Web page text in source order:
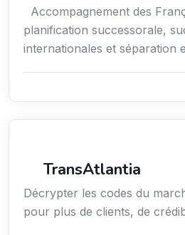
Accompagnement des
planification successorale,
internationales et séparation
TransAtlantia
Décrypter les codes du
pour plus de clients, de